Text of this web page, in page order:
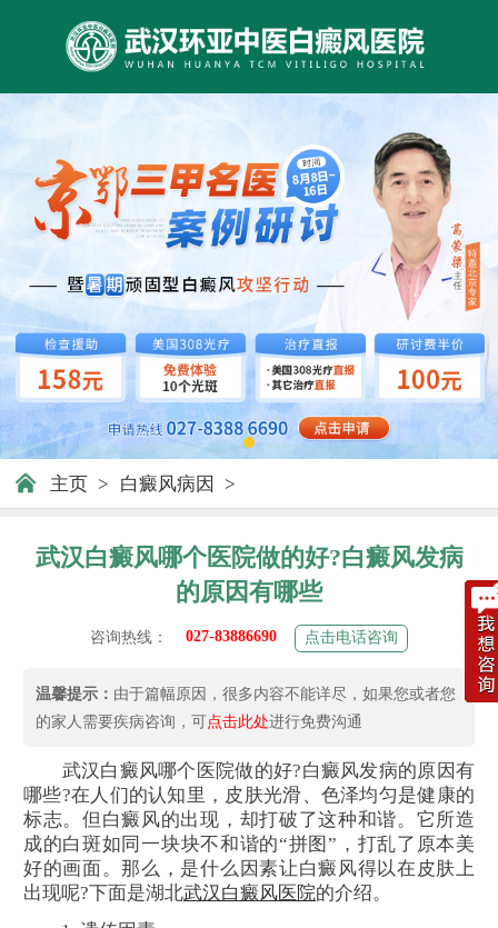
主页 > 白癜风病因 >
武汉白癜风哪个医院做的好?白癜风发病
的原因有哪些
咨询热线： 027-83886690 点击电话咨询
温馨提示： 由于篇幅原因，很多内容不能详尽，如果您或者您
的家人需要疾病咨询，可点击此处进行免费沟通
武汉白癜风哪个医院做的好?白癜风发病的原因有
哪些?在人们的认知里，皮肤光滑、色泽均匀是健康的
标志。但白癜风的出现，却打破了这种和谐。它所造
成的白斑如同一块块不和谐的“拼图”，打乱了原本美
好的画面。那么，是什么因素让白癜风得以在皮肤上
出现呢?下面是湖北武汉白癜风医院的介绍。